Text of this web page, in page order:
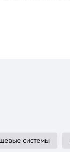
системы